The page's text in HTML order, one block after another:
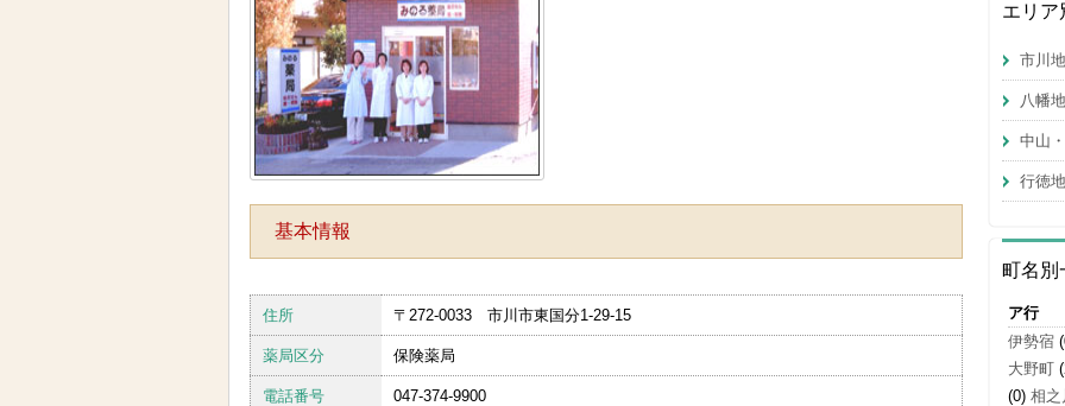
基本情報
住所 〒272-0033 市川市東国分1-29-15
薬局区分 保険薬局
電話番号 047-374-9900
エリア
市川
八幡
中山
行徳
町名別
ア行
伊勢宿
大野町
(0) 相之